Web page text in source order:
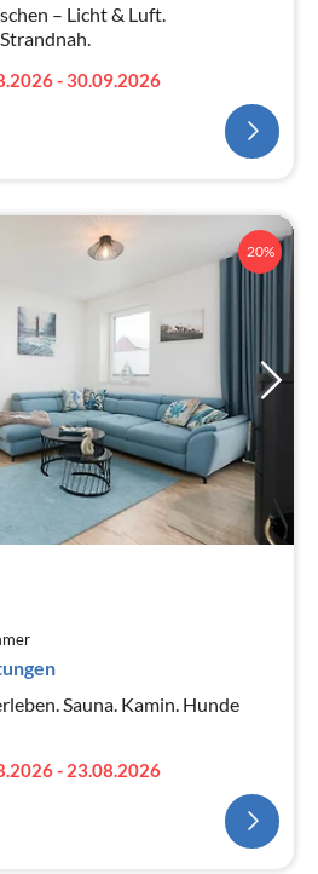
– Licht & Luft.
- 30.09.2026
20%
Sauna. Kamin. Hunde
- 23.08.2026